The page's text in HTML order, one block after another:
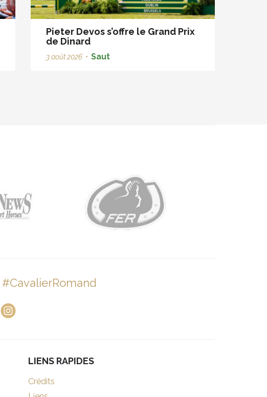
Pieter Devos s’offre le Grand Prix
de Dinard
3 août 2026 • Saut
#CavalierRomand
LIENS RAPIDES
Crédits